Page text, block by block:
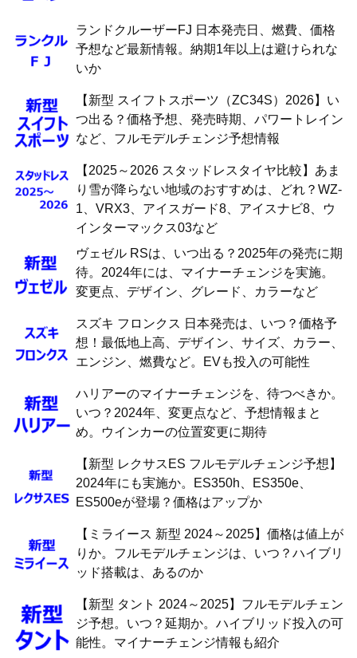
ランドクルーザーFJ 日本発売日、燃費、価格
予想など最新情報。納期1年以上は避けられな
いか
【新型 スイフトスポーツ（ZC34S）2026】い
つ出る？価格予想、発売時期、パワートレイン
など、フルモデルチェンジ予想情報
【2025～2026 スタッドレスタイヤ比較】あま
り雪が降らない地域のおすすめは、どれ？WZ-
1、VRX3、アイスガード8、アイスナビ8、ウ
インターマックス03など
ヴェゼル RSは、いつ出る？2025年の発売に期
待。2024年には、マイナーチェンジを実施。
変更点、デザイン、グレード、カラーなど
スズキ フロンクス 日本発売は、いつ？価格予
想！最低地上高、デザイン、サイズ、カラー、
エンジン、燃費など。EVも投入の可能性
ハリアーのマイナーチェンジを、待つべきか。
いつ？2024年、変更点など、予想情報まと
め。ウインカーの位置変更に期待
【新型 レクサスES フルモデルチェンジ予想】
2024年にも実施か。ES350h、ES350e、
ES500eが登場？価格はアップか
【ミライース 新型 2024～2025】価格は値上が
りか。フルモデルチェンジは、いつ？ハイブリ
ッド搭載は、あるのか
【新型 タント 2024～2025】フルモデルチェン
ジ予想。いつ？延期か。ハイブリッド投入の可
能性。マイナーチェンジ情報も紹介